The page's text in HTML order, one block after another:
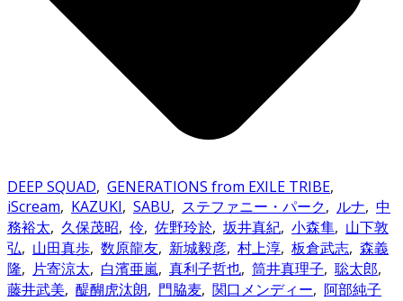
DEEP SQUAD, GENERATIONS from EXILE TRIBE,
iScream, KAZUKI, SABU, ステファニー・パーク, ルナ, 中
務裕太, 久保茂昭, 伶, 佐野玲於, 坂井真紀, 小森隼, 山下敦
弘, 山田真歩, 数原龍友, 新城毅彦, 村上淳, 板倉武志, 森義
隆, 片寄涼太, 白濱亜嵐, 真利子哲也, 筒井真理子, 聡太郎,
藤井武美, 醍醐虎汰朗, 門脇麦, 関口メンディー, 阿部純子